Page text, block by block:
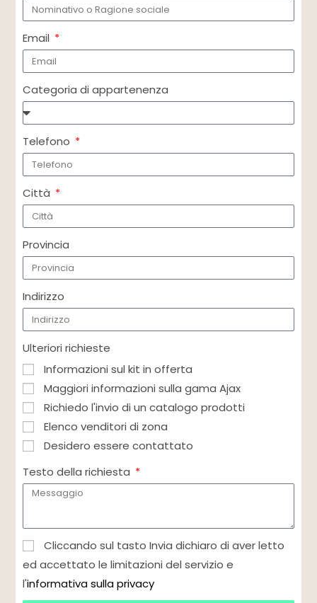
Email
Categoria di appartenenza
Telefono
Città
Provincia
Indirizzo
Ulteriori richieste
Informazioni sul kit in offerta
Maggiori informazioni sulla gama Ajax
Richiedo l'invio di un catalogo prodotti
Elenco venditori di zona
Desidero essere contattato
Testo della richiesta
Cliccando sul tasto Invia dichiaro di aver letto
ed accettato le limitazioni del servizio e
l'informativa sulla privacy